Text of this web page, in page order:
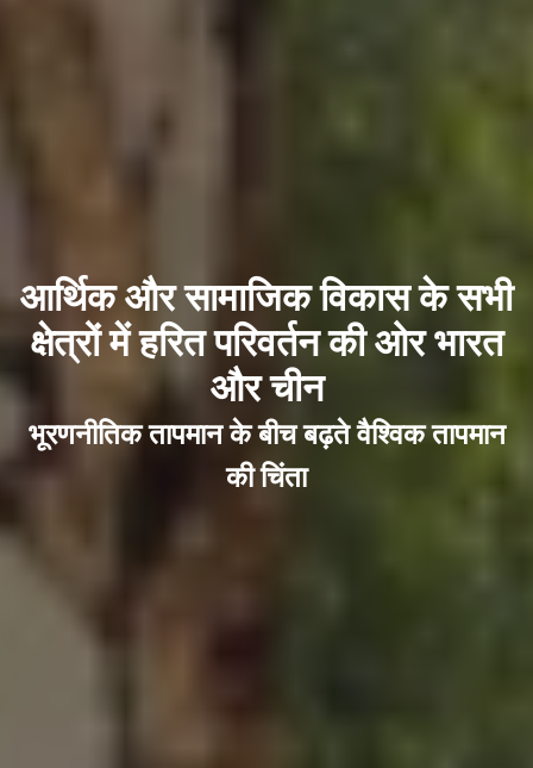
आर्थिक और सामाजिक विकास के सभी
क्षेत्रों में हरित परिवर्तन की ओर भारत
और चीन
भूरणनीतिक तापमान के बीच बढ़ते वैश्विक तापमान
की चिंता